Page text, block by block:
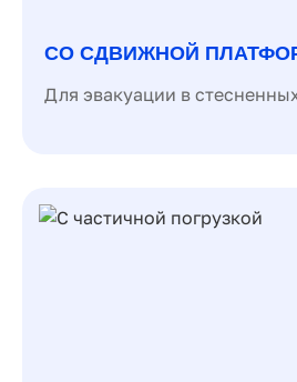
СО СДВИЖНОЙ
Для эвакуации в